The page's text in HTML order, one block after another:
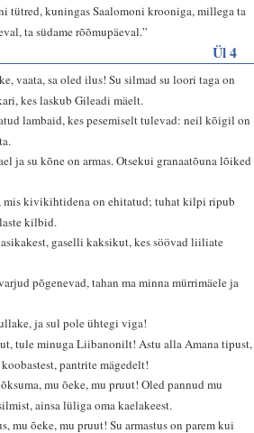
tütred, kuningas Saalomoni krooniga, millega ta
ta südame rõõmupäeval.”
Ül 4
vaata, sa oled ilus! Su silmad su loori taga on
kes laskub Gileadi mäelt.
lambaid, kes pesemiselt tulevad: neil kõigil on
ja su kõne on armas. Otsekui granaatõuna lõiked
mis kivikihtidena on ehitatud; tuhat kilpi ripub
kilbid.
gaselli kaksikut, kes söövad liiliate
põgenevad, tahan ma minna mürrimäele ja
ja sul pole ühtegi viga!
tule minuga Liibanonilt! Astu alla Amana tipust,
pantrite mägedelt!
mu õeke, mu pruut! Oled pannud mu
ainsa lüliga oma kaelakeest.
mu õeke, mu pruut! Su armastus on parem kui